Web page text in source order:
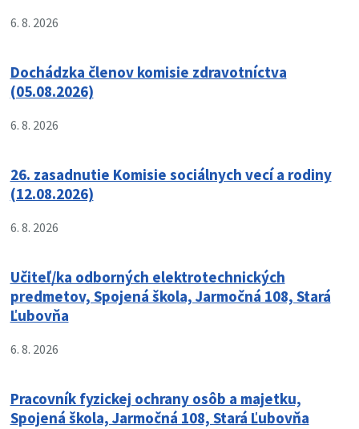
6. 8. 2026
Dochádzka členov komisie zdravotníctva
(05.08.2026)
6. 8. 2026
26. zasadnutie Komisie sociálnych vecí a rodiny
(12.08.2026)
6. 8. 2026
Učiteľ/ka odborných elektrotechnických
predmetov, Spojená škola, Jarmočná 108, Stará
Ľubovňa
6. 8. 2026
Pracovník fyzickej ochrany osôb a majetku,
Spojená škola, Jarmočná 108, Stará Ľubovňa